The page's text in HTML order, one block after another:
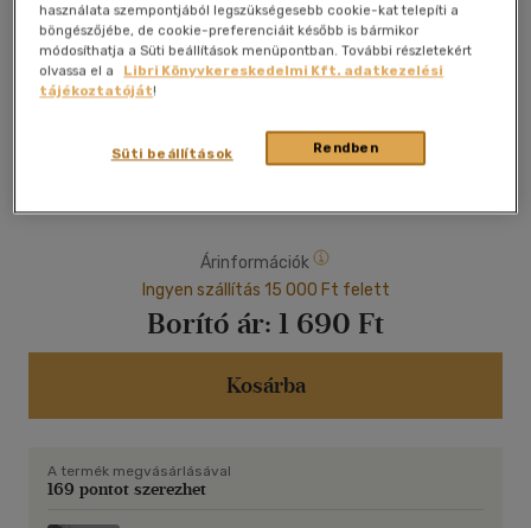
Pro Junior Könyvkiadó|2020|magyar nyelvű| leporello|
oldal
Álarcosbált rendeznek az őserdőben lévő óvodában, ahová
meghívják a cicát vendégségbe. Mindenki a saját maga által
Árinformációk
Ingyen szállítás 15 000 Ft felett
Borító ár: 1 690 Ft
Kosárba
A termék megvásárlásával
169 pontot szerezhet
használata szempontjából legszükségesebb cookie-kat telepíti a
böngészőjébe, de cookie-preferenciáit később is bármikor
módosíthatja a Süti beállítások menüpontban. További részletekért
olvassa el a
Libri Könyvkereskedelmi Kft. adatkezelési
tájékoztatóját!
Rendben
Süti beállítások